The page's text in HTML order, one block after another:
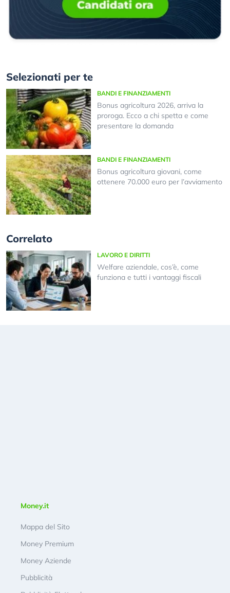
Selezionati per te
BANDI E FINANZIAMENTI
Bonus agricoltura 2026, arriva la
proroga. Ecco a chi spetta e come
presentare la domanda
BANDI E FINANZIAMENTI
Bonus agricoltura giovani, come
ottenere 70.000 euro per l’avviamento
Correlato
LAVORO E DIRITTI
Welfare aziendale, cos’è, come
funziona e tutti i vantaggi fiscali
Money.it
Mappa del Sito
Money Premium
Money Aziende
Pubblicità